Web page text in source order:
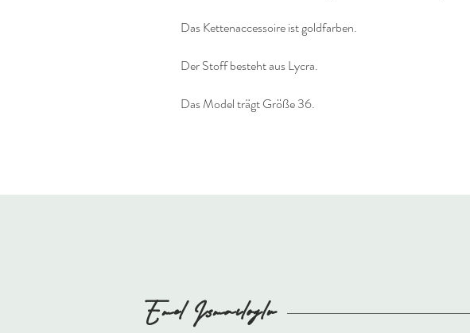
Das Kettenaccessoire ist goldfarben.
Der Stoff besteht aus Lycra.
Das Model trägt Größe 36.
Emel Ismailoglu